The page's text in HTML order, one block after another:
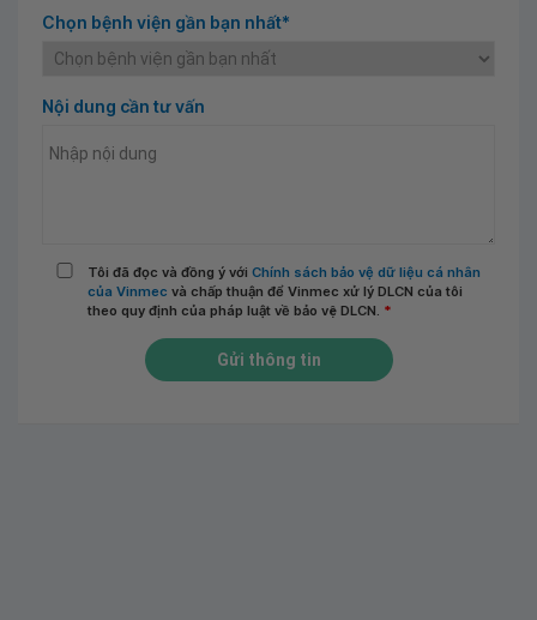
Chọn bệnh viện gần bạn nhất*
Nội dung cần tư vấn
Tôi đã đọc và đồng ý với Chính sách bảo vệ dữ liệu cá nhân
của Vinmec và chấp thuận để Vinmec xử lý DLCN của tôi
theo quy định của pháp luật về bảo vệ DLCN. *
Gửi thông tin